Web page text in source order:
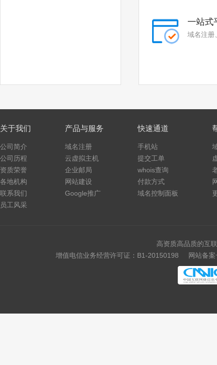
一站式
域名注册
关于我们
公司简介
公司历程
资质荣誉
各地机构
联系我们
员工风采
产品与服务
域名注册
云虚拟主机
企业邮局
网站建设
Google推广
快速通道
手机站
提交工单
whois查询
付款方式
域名控制面板
高资质高品质的互
增值电信业务经营许可证：B1-20150198
网站备